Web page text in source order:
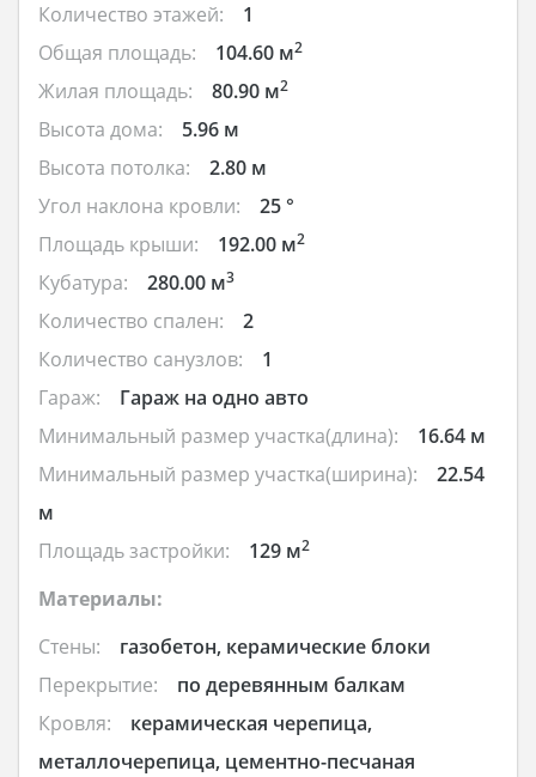
Количество этажей:
1
Общая площадь:
104.60 м2
Жилая площадь: 80.90 м2
Высота дома:
5.96 м
Высота потолка:
2.80 м
Угол наклона кровли:
25 °
Площадь крыши:
192.00 м2
Кубатура: 280.00 м3
Количество спален:
2
Количество санузлов:
1
Гараж:
Гараж на одно авто
Минимальный размер участка(длина):
16.64 м
Минимальный размер участка(ширина):
22.54
м
Площадь застройки:
129 м2
Материалы:
Стены:
газобетон, керамические блоки
Перекрытие:
по деревянным балкам
Кровля:
керамическая черепица,
металлочерепица, цементно-песчаная